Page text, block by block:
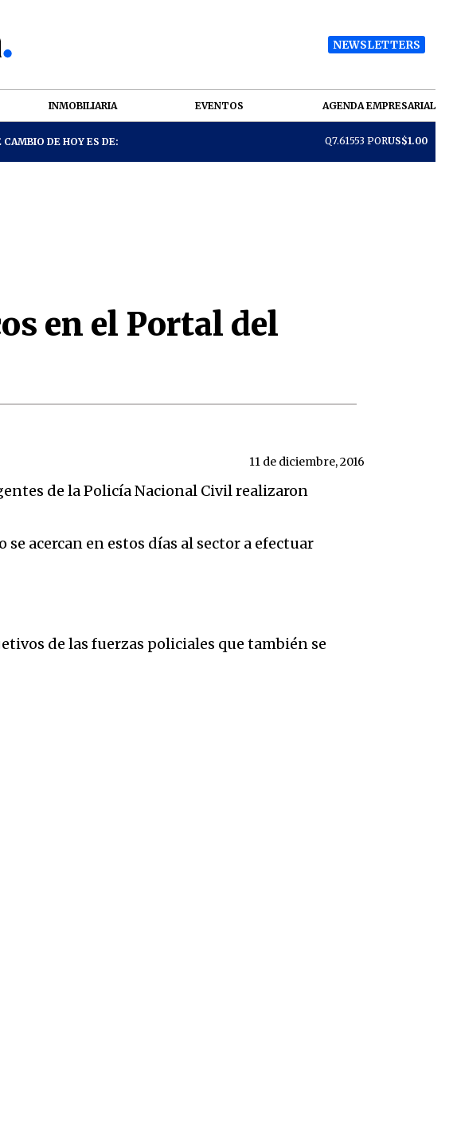
NEWSLETTERS
INMOBILIARIA EVENTOS AGENDA EMPRESARIAL
DE HOY ES DE: Q7.61553 PORUS$1.00
en el Portal del
11 de diciembre, 2016
de la Policía Nacional Civil realizaron
acercan en estos días al sector a efectuar
de las fuerzas policiales que también se